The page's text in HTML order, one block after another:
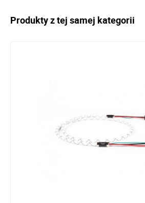
Produkty z tej samej kategorii